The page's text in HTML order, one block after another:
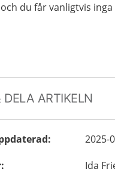
du får vanligtvis
DELA ARTIKELN
:
2025-
: Ida